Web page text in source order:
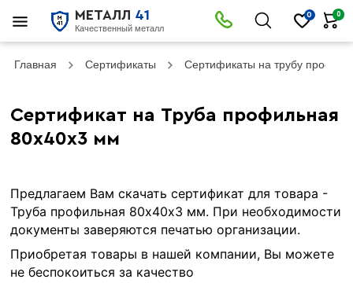
МЕТАЛЛ 41
Качественный металл
0 0
Главная Сертификаты Сертификаты на трубу
Сертификат на Труба профильная
80х40х3 мм
Предлагаем Вам скачать сертификат для товара -
Труба профильная 80х40х3 мм. При необходимости
документы заверяются печатью организации.
Приобретая товары в нашей компании, Вы можете
не беспокоиться за качество